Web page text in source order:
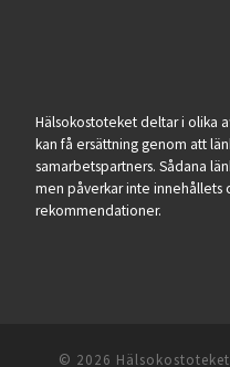
Hälsokostoteket deltar i olika
kan få ersättning genom att
samarbetspartners. Sådana
men påverkar inte innehållets
rekommendationer.
© 2026